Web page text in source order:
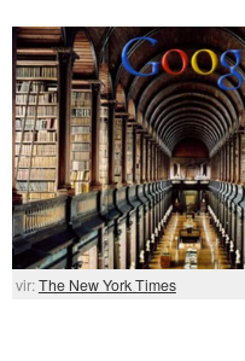
vir:The New York Times